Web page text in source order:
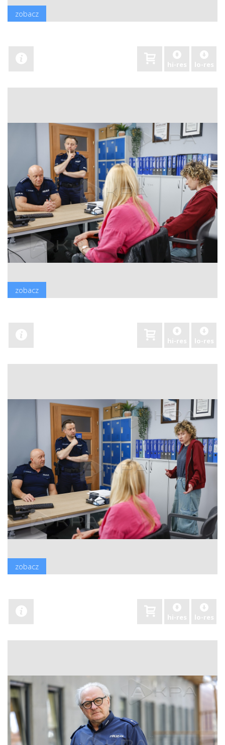
zobacz
hi-res lo-res
zobacz
hi-res lo-res
zobacz
hi-res lo-res